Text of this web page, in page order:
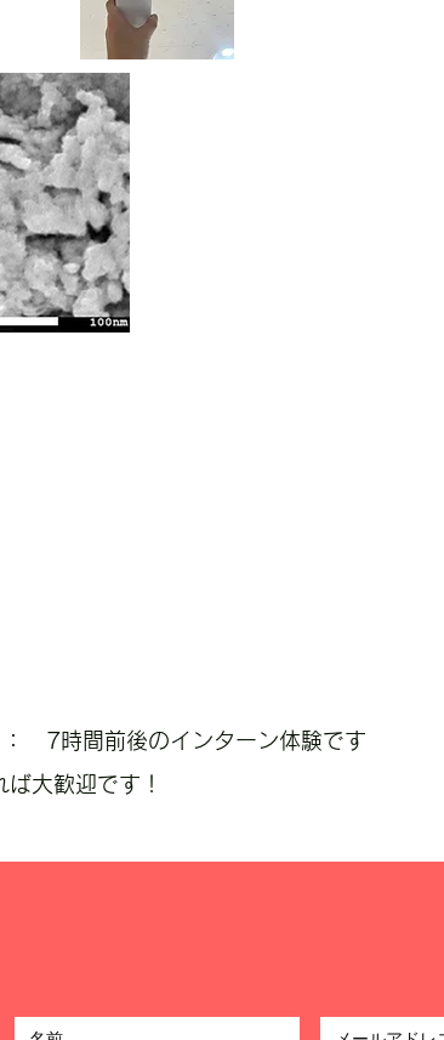
時間前後のインターン体験です
大歓迎です！​